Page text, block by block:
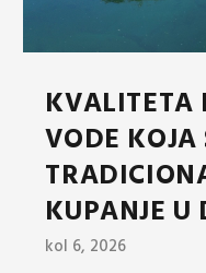
KVALITETA
VODE KOJA
KUPANJE U
kol 6, 2026